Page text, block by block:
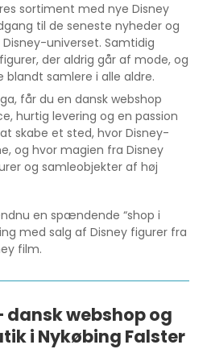
sortiment med nye Disney
til de seneste nyheder og
universet. Samtidig
der aldrig går af mode, og
samlere i alle aldre.
får du en dansk webshop
hurtig levering og en passion
skabe et sted, hvor Disney-
og hvor magien fra Disney
og samleobjekter af høj
en spændende “shop i
med salg af Disney figurer fra
film.
dansk webshop og
i Nykøbing Falster